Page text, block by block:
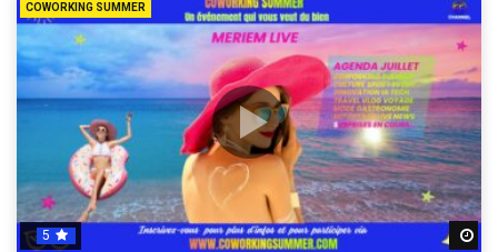
COWORKING SUMMER
5